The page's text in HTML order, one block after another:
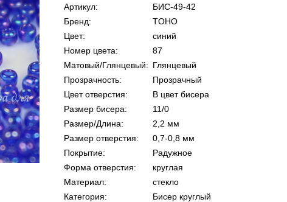
Артикул:
БИС-49-42
Бренд:
TOHO
Цвет:
синий
Номер цвета:
87
Матовый/Глянцевый: Глянцевый
Прозрачность:
Прозрачный
Цвет отверстия:
В цвет бисера
Размер бисера:
11/0
Размер/Длина:
2,2 мм
Размер отверстия:
0,7-0,8 мм
Покрытие:
Радужное
Форма отверстия:
круглая
Материал:
стекло
Категория:
Бисер круглый